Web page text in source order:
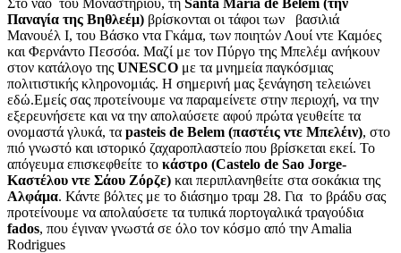
Στο ναό του Μοναστηριού, τη Santa Maria de Belem (την
Παναγία της Βηθλεέμ) βρίσκονται οι τάφοι των βασιλιά
Μανουέλ Ι, του Βάσκο ντα Γκάμα, των ποιητών Λουί ντε Καμόες
και Φερνάντο Πεσσόα. Μαζί με τον Πύργο της Μπελέμ ανήκουν
στον κατάλογο της UNESCO με τα μνημεία παγκόσμιας
πολιτιστικής κληρονομιάς. Η σημερινή μας ξενάγηση τελειώνει
εδώ.Εμείς σας προτείνουμε να παραμείνετε στην περιοχή, να την
εξερευνήσετε και να την απολαύσετε αφού πρώτα γευθείτε τα
ονομαστά γλυκά, τα pasteis de Belem (παστέις ντε Μπελέιν), στο
πιό γνωστό και ιστορικό ζαχαροπλαστείο που βρίσκεται εκεί. Το
απόγευμα επισκεφθείτε το κάστρο (Castelo de Sao Jorge-
Καστέλου ντε Σάου Ζόρζε) και περιπλανηθείτε στα σοκάκια της
Αλφάμα. Κάντε βόλτες με το διάσημο τραμ 28. Για το βράδυ σας
προτείνουμε να απολαύσετε τα τυπικά πορτογαλικά τραγούδια
fados, που έγιναν γνωστά σε όλο τον κόσμο από την Αmalia
Rodrigues